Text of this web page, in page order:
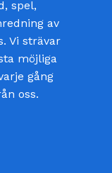
spel,
av
Vi strävar
möjliga
gång
oss.